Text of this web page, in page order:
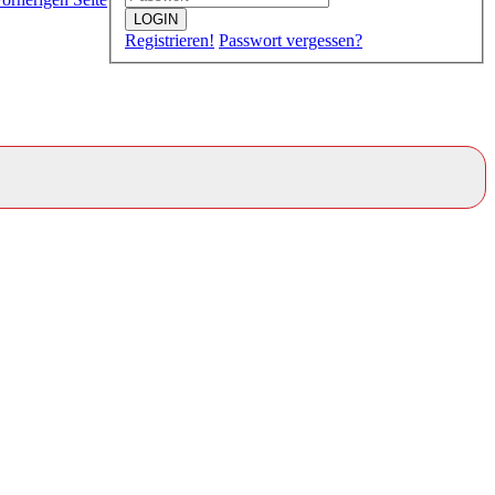
LOGIN
Registrieren! Passwort vergessen?